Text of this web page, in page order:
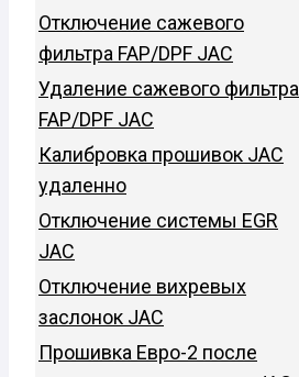
Отключение сажевого
фильтра FAP/DPF JAC
Удаление сажевого фильтра
FAP/DPF JAC
Калибровка прошивок JAC
удаленно
Отключение системы EGR
JAC
Отключение вихревых
заслонок JAC
Прошивка Евро-2 после